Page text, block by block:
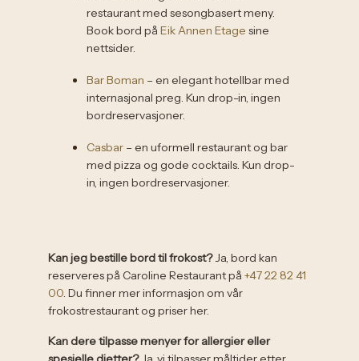
restaurant med sesongbasert meny.
Book bord på Eik Annen Etage sine
nettsider.
Bar Boman – en elegant hotellbar med
internasjonal preg. Kun drop-in, ingen
bordreservasjoner.
Casbar – en uformell restaurant og bar
med pizza og gode cocktails. Kun drop-
in, ingen bordreservasjoner.
Kan jeg bestille bord til frokost?Ja, bord kan
reserveres på Caroline Restaurant på +47 22 82 41
00. Du finner mer informasjon om vår
frokostrestaurant og priser her.
Kan dere tilpasse menyer for allergier eller